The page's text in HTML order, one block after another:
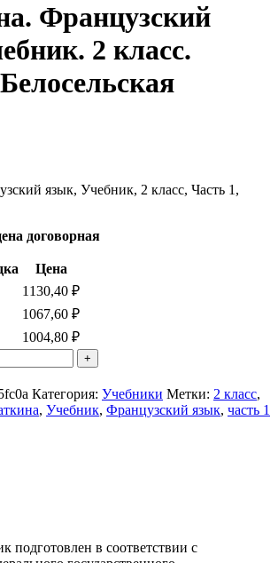
Французский
2 класс.
язык, Учебник, 2 класс, Часть 1,
договорная
Цена
1130,40 ₽
1067,60 ₽
1004,80 ₽
Категория: Учебники Метки: 2 класс,
, Учебник, Французский язык, часть 1
подготовлен в соответствии с